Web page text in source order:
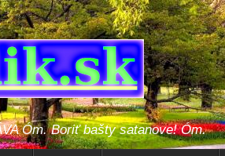
Óm. Boriť bašty satanove! Óm.